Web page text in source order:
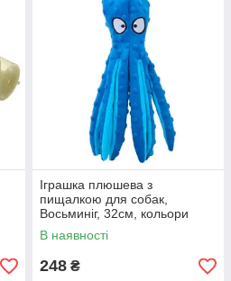
Іграшка плюшева з
пищалкою для собак,
Восьминіг, 32см, кольори
В наявності
248 ₴